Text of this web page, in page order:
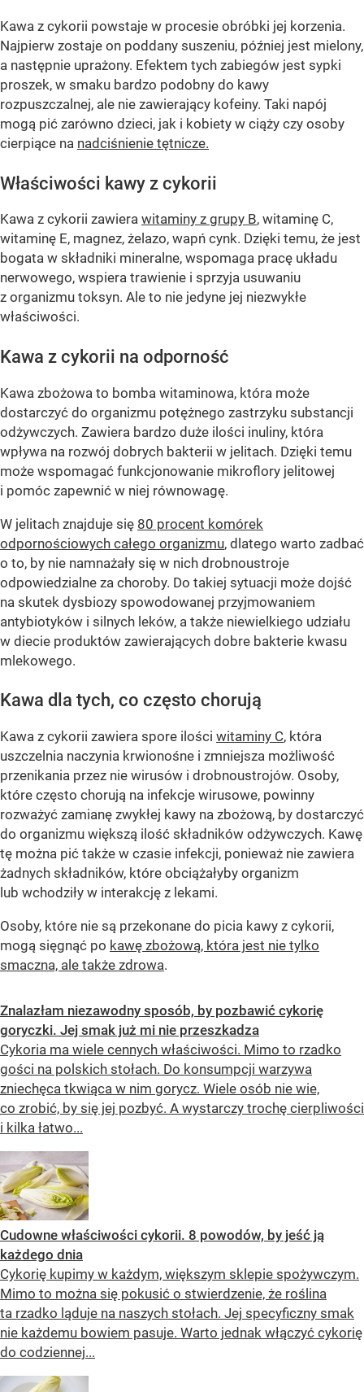
Kawa z cykorii powstaje w procesie obróbki jej korzenia.
Najpierw zostaje on poddany suszeniu, później jest mielony,
a następnie uprażony. Efektem tych zabiegów jest sypki
proszek, w smaku bardzo podobny do kawy
rozpuszczalnej, ale nie zawierający kofeiny. Taki napój
mogą pić zarówno dzieci, jak i kobiety w ciąży czy osoby
cierpiące na nadciśnienie tętnicze.
Właściwości kawy z cykorii
Kawa z cykorii zawiera witaminy z grupy B, witaminę C,
witaminę E, magnez, żelazo, wapń cynk. Dzięki temu, że jest
bogata w składniki mineralne, wspomaga pracę układu
nerwowego, wspiera trawienie i sprzyja usuwaniu
z organizmu toksyn. Ale to nie jedyne jej niezwykłe
właściwości.
Kawa z cykorii na odporność
Kawa zbożowa to bomba witaminowa, która może
dostarczyć do organizmu potężnego zastrzyku substancji
odżywczych. Zawiera bardzo duże ilości inuliny, która
wpływa na rozwój dobrych bakterii w jelitach. Dzięki temu
może wspomagać funkcjonowanie mikroflory jelitowej
i pomóc zapewnić w niej równowagę.
W jelitach znajduje się 80 procent komórek
odpornościowych całego organizmu, dlatego warto zadbać
o to, by nie namnażały się w nich drobnoustroje
odpowiedzialne za choroby. Do takiej sytuacji może dojść
na skutek dysbiozy spowodowanej przyjmowaniem
antybiotyków i silnych leków, a także niewielkiego udziału
w diecie produktów zawierających dobre bakterie kwasu
mlekowego.
Kawa dla tych, co często chorują
Kawa z cykorii zawiera spore ilości witaminy C, która
uszczelnia naczynia krwionośne i zmniejsza możliwość
przenikania przez nie wirusów i drobnoustrojów. Osoby,
które często chorują na infekcje wirusowe, powinny
rozważyć zamianę zwykłej kawy na zbożową, by dostarczyć
do organizmu większą ilość składników odżywczych. Kawę
tę można pić także w czasie infekcji, ponieważ nie zawiera
żadnych składników, które obciążałyby organizm
lub wchodziły w interakcję z lekami.
Osoby, które nie są przekonane do picia kawy z cykorii,
mogą sięgnąć po kawę zbożową, która jest nie tylko
smaczna, ale także zdrowa.
Znalazłam niezawodny sposób, by pozbawić cykorię
goryczki. Jej smak już mi nie przeszkadza
Cykoria ma wiele cennych właściwości. Mimo to rzadko
gości na polskich stołach. Do konsumpcji warzywa
zniechęca tkwiąca w nim gorycz. Wiele osób nie wie,
co zrobić, by się jej pozbyć. A wystarczy trochę cierpliwości
i kilka łatwo...
Cudowne właściwości cykorii. 8 powodów, by jeść ją
każdego dnia
Cykorię kupimy w każdym, większym sklepie spożywczym.
Mimo to można się pokusić o stwierdzenie, że roślina
ta rzadko ląduje na naszych stołach. Jej specyficzny smak
nie każdemu bowiem pasuje. Warto jednak włączyć cykorię
do codziennej...